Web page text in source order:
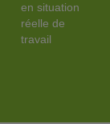
en situation
réelle de
travail